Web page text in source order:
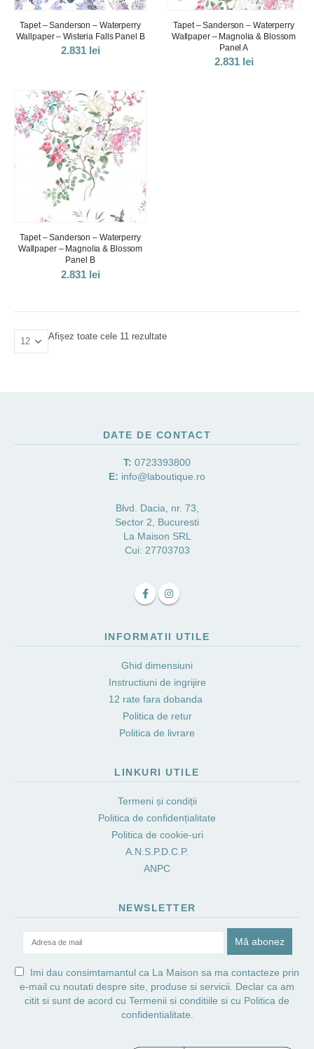
Tapet – Sanderson – Waterperry
Wallpaper – Wisteria Falls Panel B
2.831 lei
Tapet – Sanderson – Waterperry
Wallpaper – Magnolia & Blossom
Panel A
2.831 lei
Tapet – Sanderson – Waterperry
Wallpaper – Magnolia & Blossom
Panel B
2.831 lei
Afișez toate cele 11 rezultateSortat
DATE DE CONTACT
T: 0723393800
E: info@laboutique.ro
Blvd. Dacia, nr. 73,
Sector 2, Bucuresti
La Maison SRL
Cui: 27703703
INFORMATII UTILE
Ghid dimensiuni
Instructiuni de ingrijire
12 rate fara dobanda
Politica de retur
Politica de livrare
LINKURI UTILE
Termeni și condiții
Politica de confidențialitate
Politica de cookie-uri
A.N.S.P.D.C.P.
ANPC
NEWSLETTER
Imi dau consimtamantul ca La Maison sa ma contacteze prin
e-mail cu noutati despre site, produse si servicii. Declar ca am
citit si sunt de acord cu Termenii si conditiile si cu Politica de
confidentialitate.